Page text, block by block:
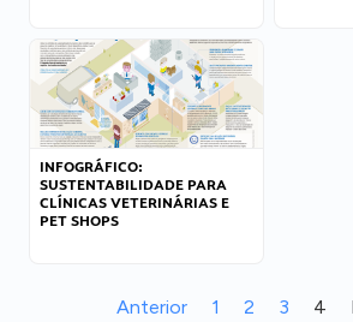
INFOGRÁFICO:
SUSTENTABILIDADE PARA
CLÍNICAS VETERINÁRIAS E
PET SHOPS
Anterior 1 2 3 4